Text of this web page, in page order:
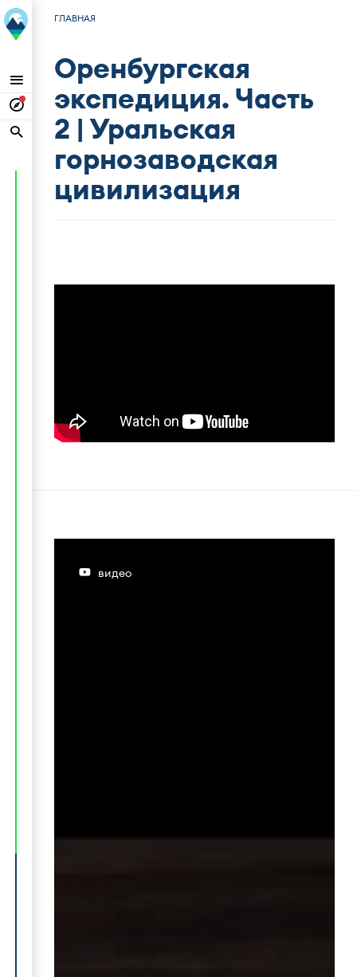
ГЛАВНАЯ
Оренбургская
экспедиция. Часть
2 | Уральская
горнозаводская
цивилизация
видео